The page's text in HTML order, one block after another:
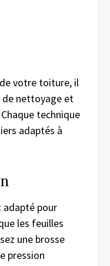
votre toiture, il
nettoyage et
technique
adaptés à
adapté pour
les feuilles
une brosse
pression